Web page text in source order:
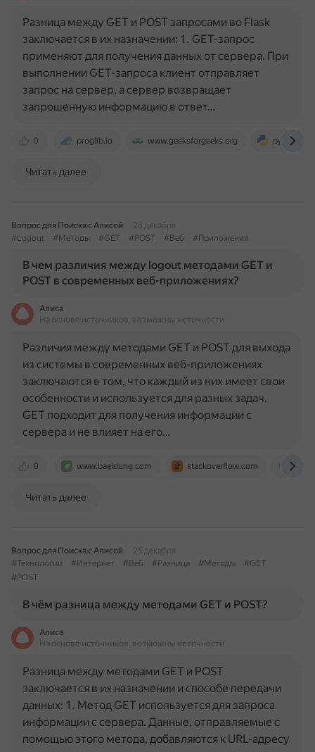
0 proglib.io www.geeksforgeeks.org
Разница между GET и POST запросами во Flask
заключается в их назначении: 1. GET-запрос
применяют для получения данных от сервера. При
выполнении GET-запроса клиент отправляет
запрос на сервер, а сервер возвращает
запрошенную информацию в ответ…
Читать далее
Вопрос для Поиска с Алисой
28 декабря
#Logout
#Методы #GET #POST #Веб #Приложения
В чем различия между logout методами GET и
POST в современных веб-приложениях?
Алиса
На основе источников, возможны неточности
0 www.baeldung.com stackoverflow.com
Различия между методами GET и POST для выхода
из системы в современных веб-приложениях
заключаются в том, что каждый из них имеет свои
особенности и используется для разных задач.
GET подходит для получения информации с
сервера и не влияет на его…
Читать далее
Вопрос для Поиска с Алисой
25 декабря
#Технологии
#Интернет #Веб #Разница #Методы
#GET
#POST
В чём разница между методами GET и POST?
Алиса
На основе источников, возможны неточности
Разница между методами GET и POST
заключается в их назначении и способе передачи
данных: 1. Метод GET используется для запроса
информации с сервера. Данные, отправляемые с
помощью этого метода, добавляются к URL-адресу